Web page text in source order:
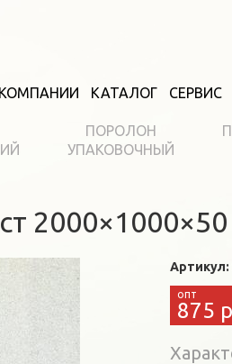
КАТАЛОГ СЕРВИС
ПОРОЛОН
УПАКОВОЧНЫЙ
Артикул:
875